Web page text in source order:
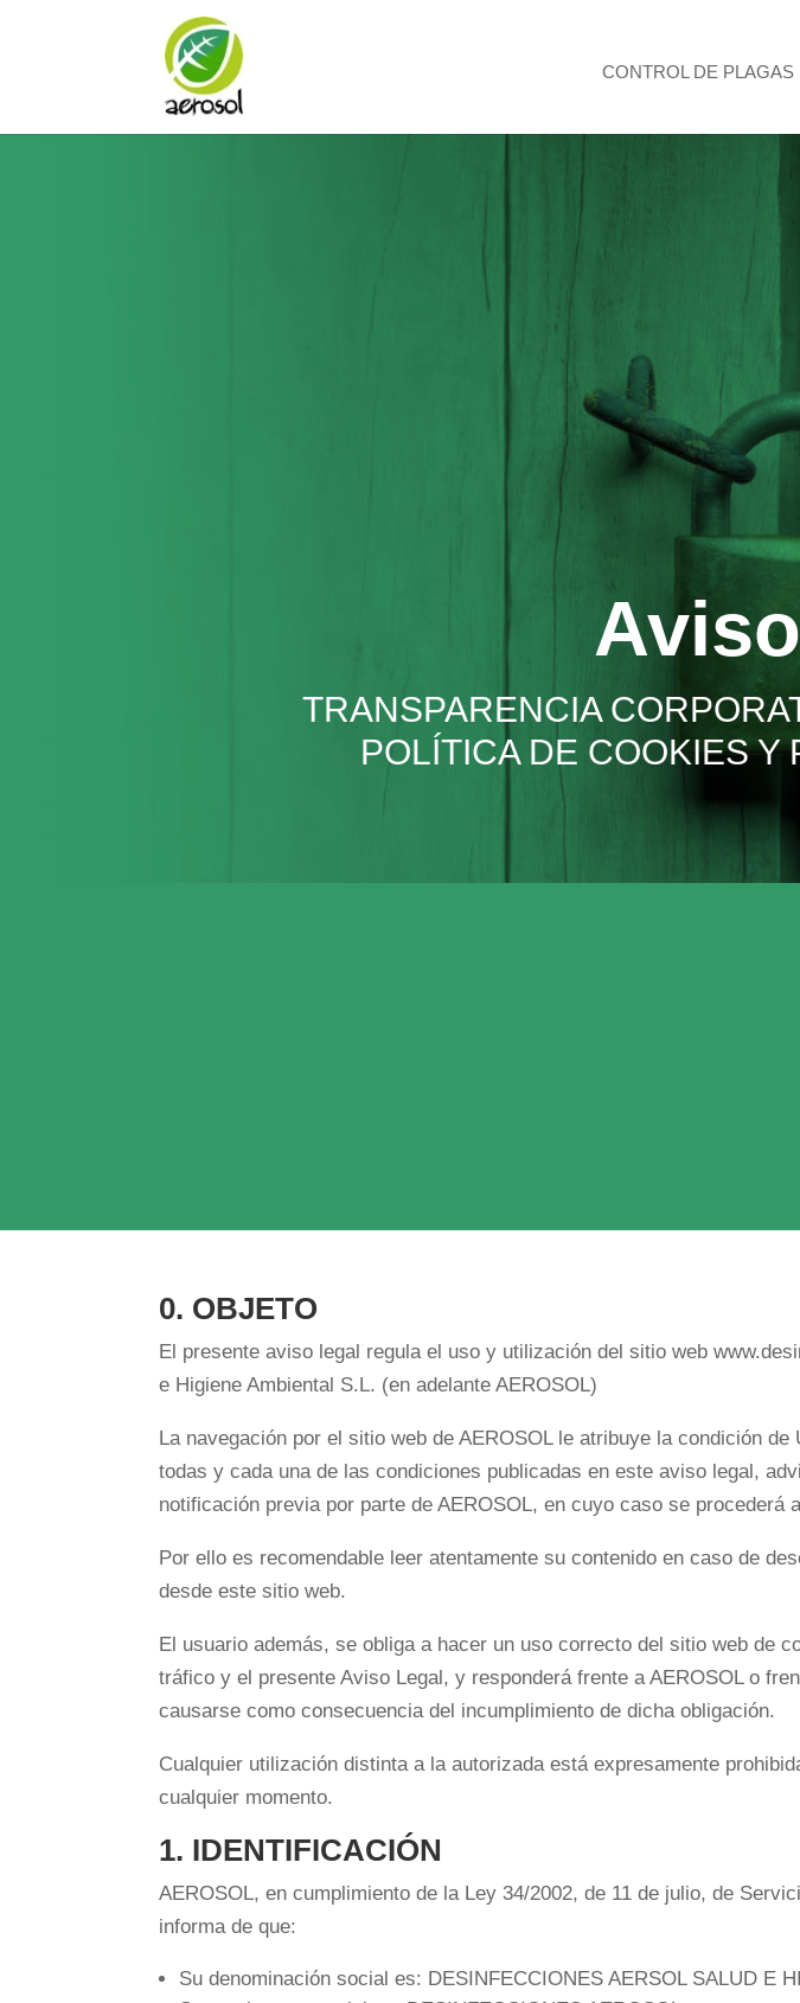
CONTROL DE PLAGAS
TRANSPARENCIA
POLÍTICA DE COOKIES Y
0. OBJETO
El presente aviso legal regula el uso y utilización del sitio web
e Higiene Ambiental S.L. (en adelante AEROSOL)
La navegación por el sitio web de AEROSOL le atribuye la condición
todas y cada una de las condiciones publicadas en este aviso legal,
notificación previa por parte de AEROSOL, en cuyo caso se
Por ello es recomendable leer atentamente su contenido en caso de
desde este sitio web.
El usuario además, se obliga a hacer un uso correcto del sitio web de
tráfico y el presente Aviso Legal, y responderá frente a AEROSOL o
causarse como consecuencia del incumplimiento de dicha obligación.
Cualquier utilización distinta a la autorizada está expresamente
cualquier momento.
1. IDENTIFICACIÓN
AEROSOL, en cumplimiento de la Ley 34/2002, de 11 de julio, de
informa de que:
Su denominación social es: DESINFECCIONES AERSOL SALUD E